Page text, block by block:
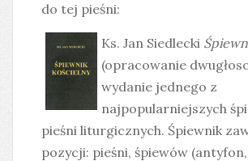
do tej pieśni:
Ks. Jan Siedlecki
(opracowanie
wydanie jednego z
najpopularniejszych
pieśni liturgicznych. Śpiewnik
pozycji: pieśni, śpiewów